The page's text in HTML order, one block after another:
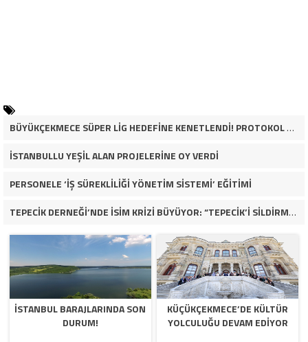
BÜYÜKÇEKMECE SÜPER LİG HEDEFİNE KENETLENDİ! PROTOKOL VE İŞ DÜNYASINDAN BASKETBOL TAKIMINA TAM DESTEK…
İSTANBULLU YEŞİL ALAN PROJELERİNE OY VERDİ
PERSONELE ‘İŞ SÜREKLİLİĞİ YÖNETİM SİSTEMİ’ EĞİTİMİ
TEPECİK DERNEĞİ’NDE İSİM KRİZİ BÜYÜYOR: “TEPECİK’İ SİLDİRMEYECEĞİZ”
İSTANBUL BARAJLARINDA SON
DURUM!
KÜÇÜKÇEKMECE’DE KÜLTÜR
YOLCULUĞU DEVAM EDİYOR